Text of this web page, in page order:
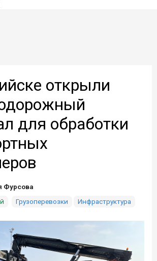
открыли
для обработки
Фурсова
Грузоперевозки Инфраструктура